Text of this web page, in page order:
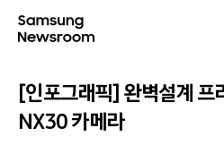
[인포그래픽] 완벽설계 프
NX30 카메라